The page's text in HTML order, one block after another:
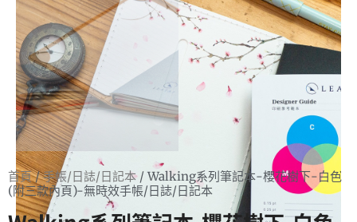
首頁/手帳/日誌/日記本/ Walking系列筆記本-櫻花樹下-白色
(附三款內頁)-無時效手帳/日誌/日記本